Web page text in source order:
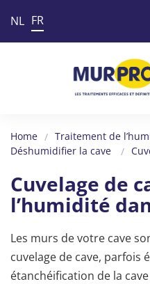
NL FR
Home
Traitement de
Déshumidifier la cave
Cuvelage de
l’humidité
Les murs de votre cave
cuvelage de cave, parfois
étanchéification de la